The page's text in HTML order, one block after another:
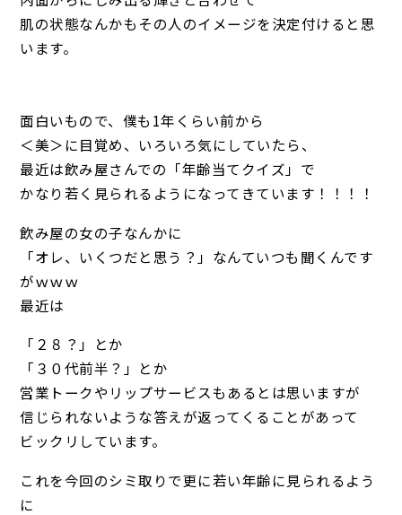
肌の状態なんかもその人のイメージを決定付けると思
います。
面白いもので、僕も1年くらい前から
＜美＞に目覚め、いろいろ気にしていたら、
最近は飲み屋さんでの「年齢当てクイズ」で
かなり若く見られるようになってきています！！！！
飲み屋の女の子なんかに
「オレ、いくつだと思う？」なんていつも聞くんです
がｗｗｗ
最近は
「２８？」とか
「３０代前半？」とか
営業トークやリップサービスもあるとは思いますが
信じられないような答えが返ってくることがあって
ビックリしています。
これを今回のシミ取りで更に若い年齢に見られるよう
に